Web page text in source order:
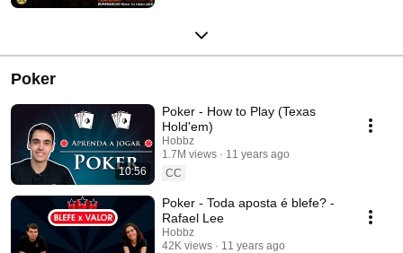
Poker
10:56
Poker - How to Play (Texas
Hold'em)
Hobbz
1.7M views
11 years ago
CC
Poker - Toda aposta é blefe? -
Rafael Lee
Hobbz
42K views
11 years ago